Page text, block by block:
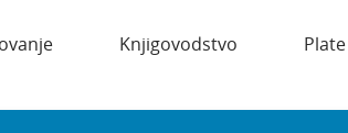
Knjigovodstvo Plate